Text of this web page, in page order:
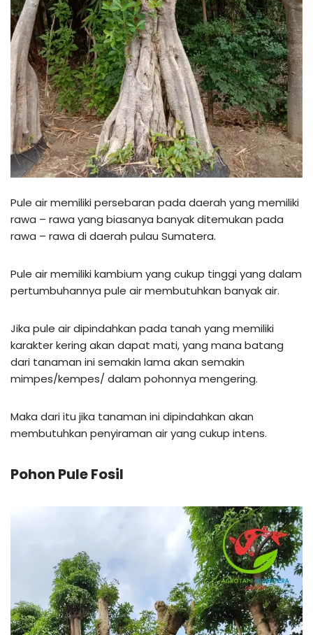
Pule air memiliki persebaran pada daerah yang memiliki
rawa – rawa yang biasanya banyak ditemukan pada
rawa – rawa di daerah pulau Sumatera.
Pule air memiliki kambium yang cukup tinggi yang dalam
pertumbuhannya pule air membutuhkan banyak air.
Jika pule air dipindahkan pada tanah yang memiliki
karakter kering akan dapat mati, yang mana batang
dari tanaman ini semakin lama akan semakin
mimpes/kempes/ dalam pohonnya mengering.
Maka dari itu jika tanaman ini dipindahkan akan
membutuhkan penyiraman air yang cukup intens.
Pohon Pule Fosil